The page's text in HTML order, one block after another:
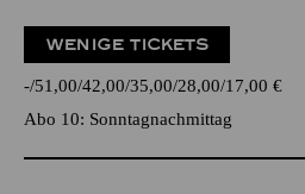
WENIGE TICKETS
- 51,00 42,00 35,00 28,00 17,00 €
Abo 10: Sonntagnachmittag